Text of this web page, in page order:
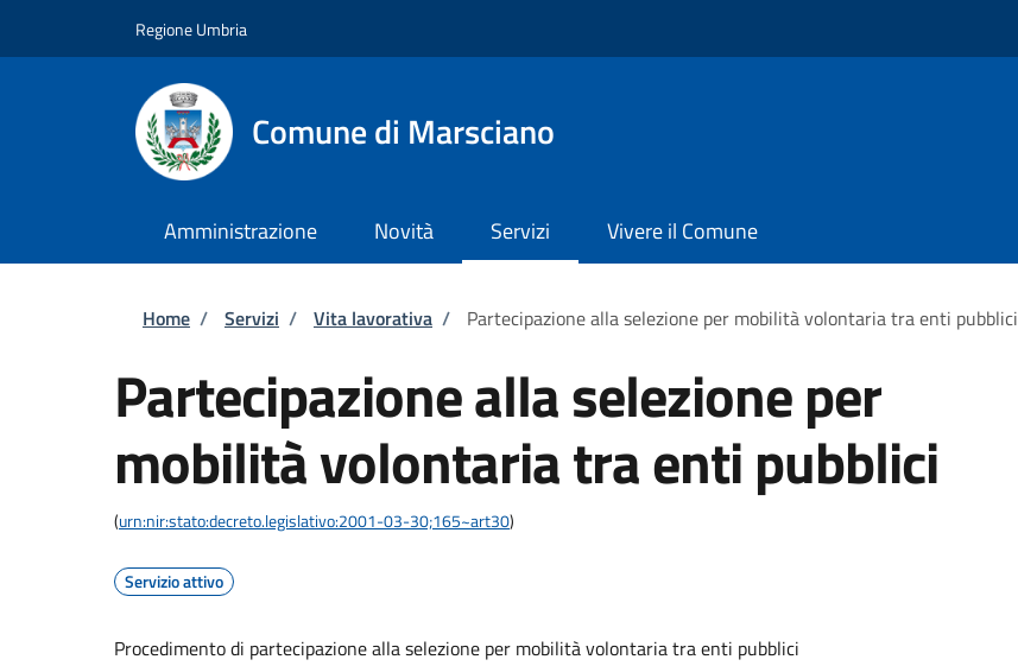
Regione Umbria
Comune di Marsciano
Amministrazione Novità Servizi Vivere il Comune
Briciole di pane
Home / Servizi / Vita lavorativa / Partecipazione alla selezione per mobilità volontaria tra enti pubblici
Partecipazione alla selezione per
mobilità volontaria tra enti pubblici
(urn:nir:stato:decreto.legislativo:2001-03-30;165~art30)
Servizio attivo
Procedimento di partecipazione alla selezione per mobilità volontaria tra enti pubblici